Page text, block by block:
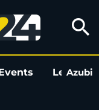
search
LeoAzubi